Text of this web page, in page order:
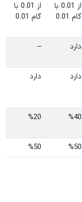
از 0.01 با
گام 0.01
از 0.01 با
گام 0.01
دارد –
دارد دارد
%40
%20
%50
%50